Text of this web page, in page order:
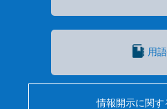
用
情報開示に関す